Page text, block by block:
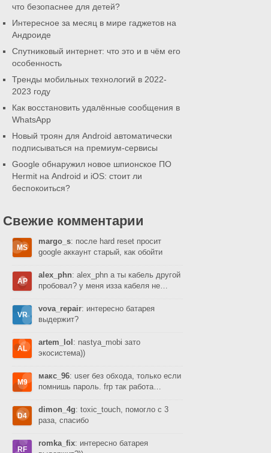
что безопаснее для детей?
Интересное за месяц в мире гаджетов на
Андроиде
Спутниковый интернет: что это и в чём его
особенность
Тренды мобильных технологий в 2022-
2023 году
Как восстановить удалённые сообщения в
WhatsApp
Новый троян для Android автоматически
подписываться на премиум-сервисы
Google обнаружил новое шпионское ПО
Hermit на Android и iOS: стоит ли
беспокоиться?
Свежие комментарии
margo_s: после hard reset просит
google аккаунт старый, как обойти
alex_phn: alex_phn а ты кабель другой
пробовал? у меня изза кабеля не…
vova_repair: интересно батарея
выдержит?
artem_lol : nastya_mobi зато
экосистема))
макс_96: user без обхода, только если
помнишь пароль. frp так работа…
dimon_4g: toxic_touch, помогло с 3
раза, спасибо
romka_fix: интересно батарея